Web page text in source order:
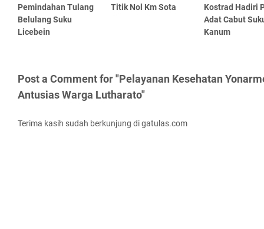
Pemindahan Tulang
Belulang Suku
Licebein
Titik Nol Km Sota
Kostrad Hadiri
Adat Cabut
Kanum
Post a Comment for "Pelayanan Kesehatan
Antusias Warga Lutharato"
Terima kasih sudah berkunjung di gatulas.com